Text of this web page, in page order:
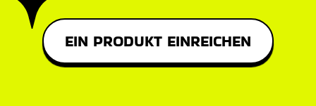
EIN PRODUKT EINREICHEN